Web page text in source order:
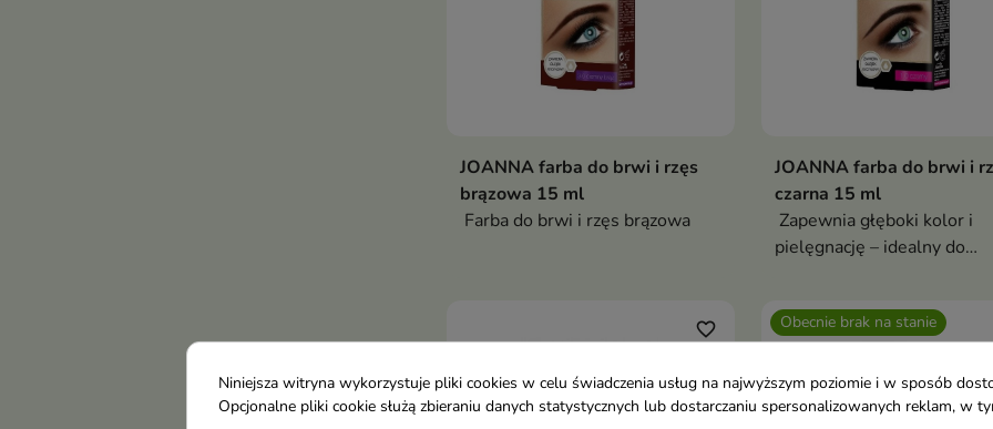
JOANNA farba do brwi i rzęs
brązowa 15 ml
Farba do brwi i rzęs brązowa
JOANNA farba do brwi i
czarna 15 ml
Zapewnia głęboki kolor i
pielęgnację – idealny do
favorite_border Obecnie brak na stanie
Niniejsza witryna wykorzystuje pliki cookies w celu świadczenia usług na najwyższym poziomie i w sposób
Opcjonalne pliki cookie służą zbieraniu danych statystycznych lub dostarczaniu spersonalizowanych reklam, w